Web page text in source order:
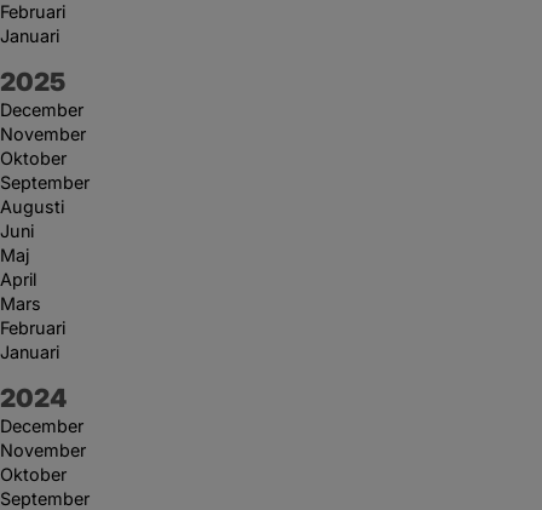
Februari
Januari
År:
2025
December
November
Oktober
September
Augusti
Juni
Maj
April
Mars
Februari
Januari
År:
2024
December
November
Oktober
September